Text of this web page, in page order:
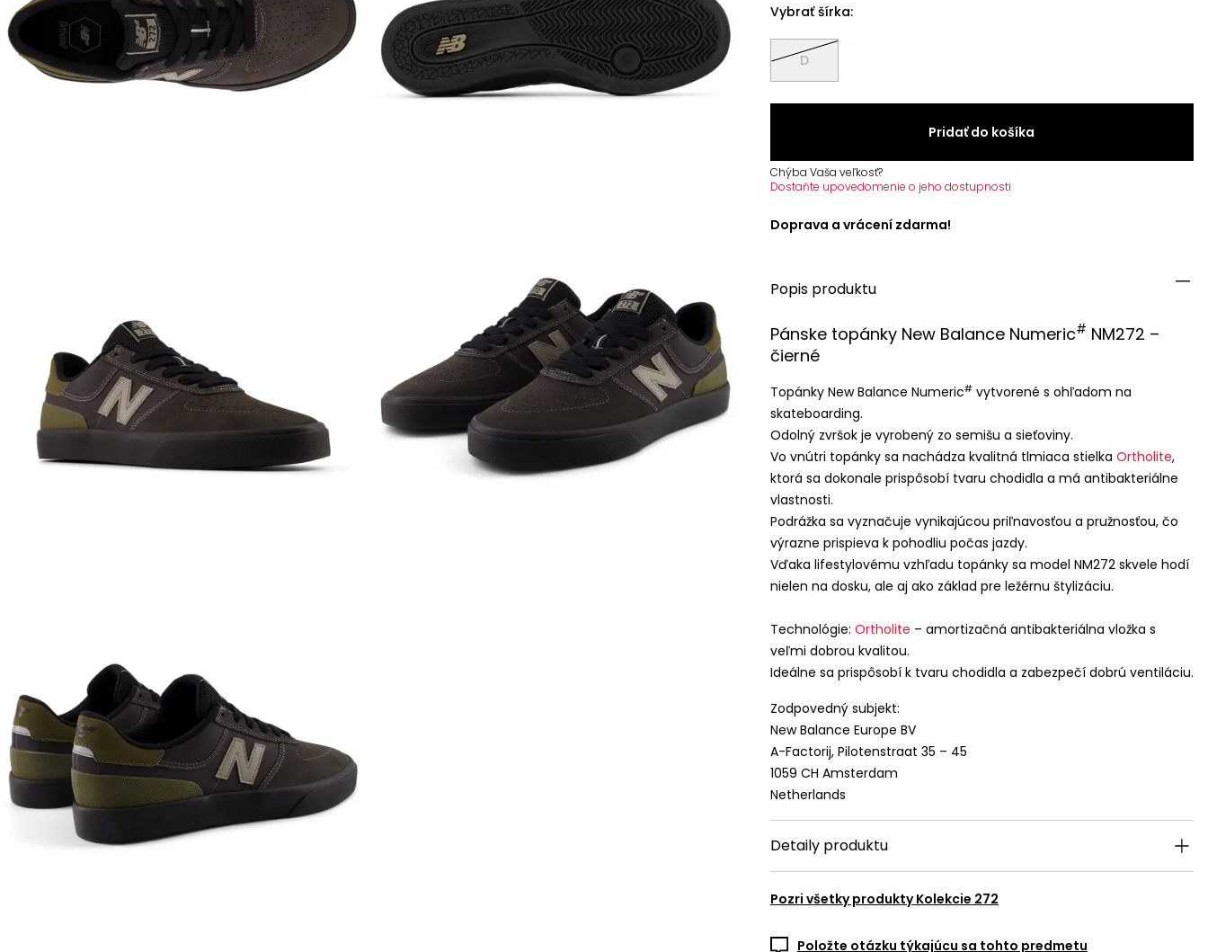
Vybrať šírka:
D
Pridať do košíka
Chýba Vaša veľkosť?
Dostaňte upovedomenie o jeho dostupnosti
Doprava a vrácení zdarma!
Popis produktu
Pánske topánky New Balance Numeric# NM272 –
čierné
Topánky New Balance Numeric#vytvorené s ohľadom na
skateboarding.
Odolný zvršok je vyrobený zo semišu a sieťoviny.
Vo vnútri topánky sa nachádza kvalitná tlmiaca stielka Ortholite,
ktorá sa dokonale prispôsobí tvaru chodidla a má antibakteriálne
vlastnosti.
Podrážka sa vyznačuje vynikajúcou priľnavosťou a pružnosťou, čo
výrazne prispieva k pohodliu počas jazdy.
Vďaka lifestylovému vzhľadu topánky sa model NM272 skvele hodí
nielen na dosku, ale aj ako základ pre ležérnu štylizáciu.
Technológie: Ortholite – amortizačná antibakteriálna vložka s
veľmi dobrou kvalitou.
Ideálne sa prispôsobí k tvaru chodidla a zabezpečí dobrú ventiláciu.
Zodpovedný subjekt:
New Balance Europe BV
A-Factorij, Pilotenstraat 35 – 45
1059 CH Amsterdam
Netherlands
Detaily produktu
Pozri všetky produkty Kolekcie 272
Položte otázku týkajúcu sa tohto predmetu